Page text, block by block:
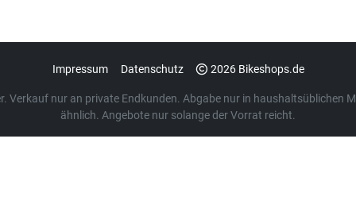
Impressum Datenschutz 2026 Bikeshops.de
Verkauf nur an private Endkunden. Abgabe nur in haushaltsüblichen
ähnlich. Angebote nur solange der Vorrat reicht.